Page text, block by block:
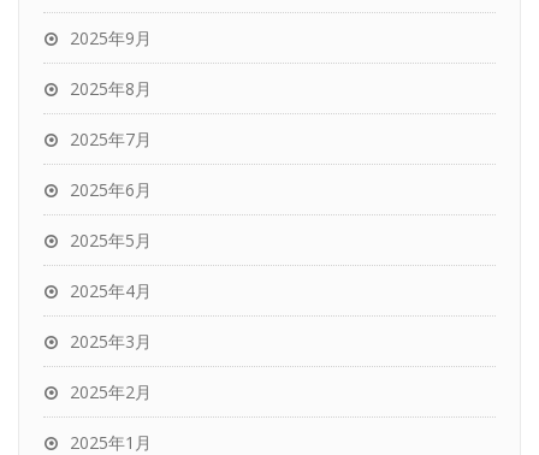
2025年9月
2025年8月
2025年7月
2025年6月
2025年5月
2025年4月
2025年3月
2025年2月
2025年1月